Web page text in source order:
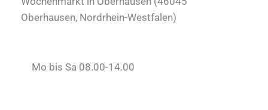
Oberhausen, Nordrhein-Westfalen)
Mo bis Sa 08.00-14.00